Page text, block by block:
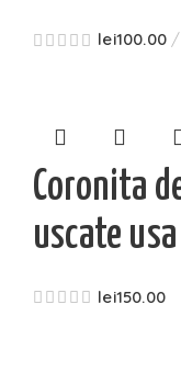
lei100.00
Coronita
uscate
lei150.00